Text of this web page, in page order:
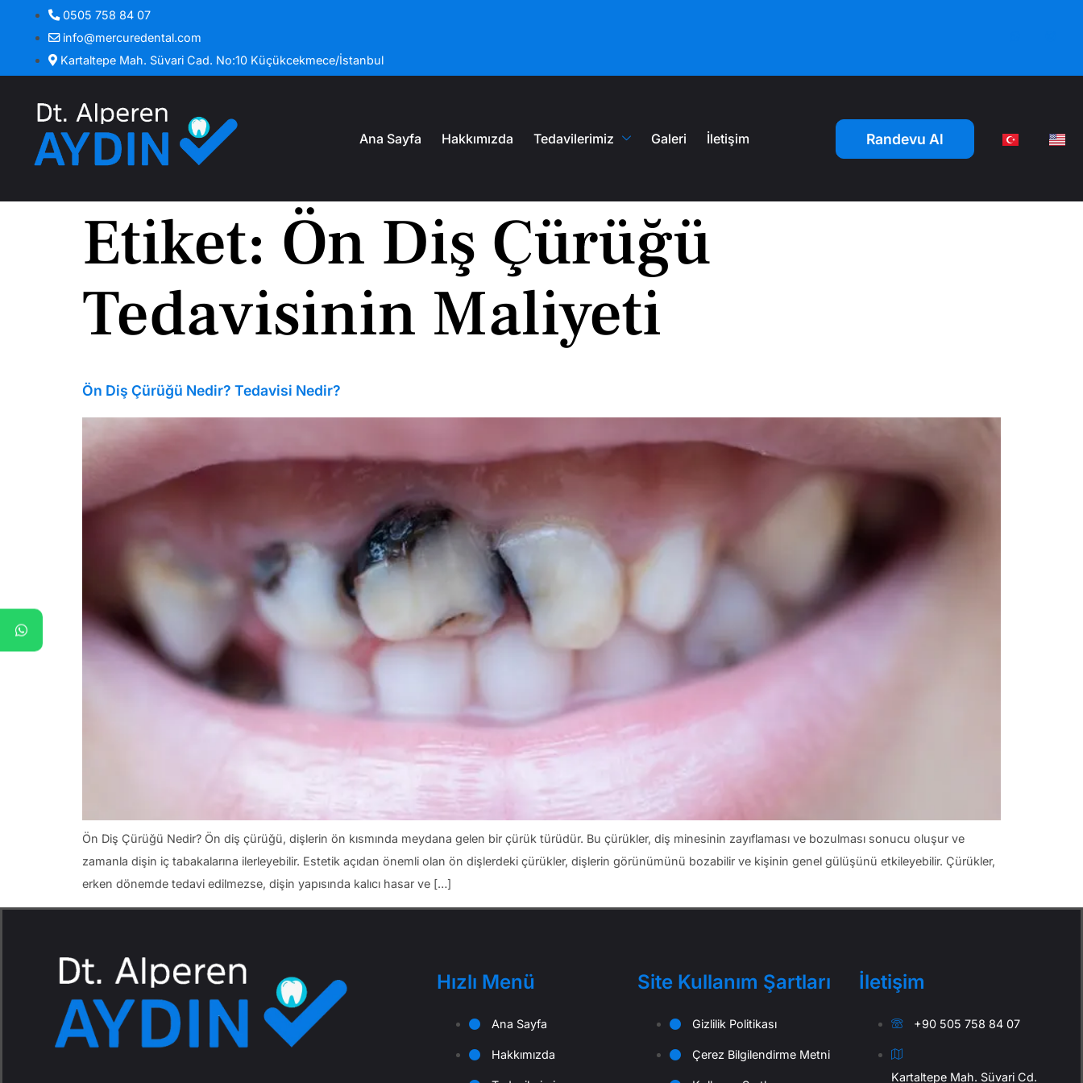
0505 758 84 07
info@mercuredental.com
Kartaltepe Mah. Süvari Cad. No:10 Küçükcekmece/İstanbul
Ana Sayfa Hakkımızda Tedavilerimiz Galeri İletişim Randevu Al
Etiket: Ön Diş Çürüğü
Tedavisinin Maliyeti
Ön Diş Çürüğü Nedir? Tedavisi Nedir?
Ön Diş Çürüğü Nedir? Ön diş çürüğü, dişlerin ön kısmında meydana gelen bir çürük türüdür. Bu çürükler, diş minesinin zayıflaması ve bozulması sonucu oluşur ve
zamanla dişin iç tabakalarına ilerleyebilir. Estetik açıdan önemli olan ön dişlerdeki çürükler, dişlerin görünümünü bozabilir ve kişinin genel gülüşünü etkileyebilir. Çürükler,
erken dönemde tedavi edilmezse, dişin yapısında kalıcı hasar ve […]
Hızlı Menü
Ana Sayfa
Hakkımızda
Site Kullanım Şartları
Gizlilik Politikası
Çerez Bilgilendirme Metni
İletişim
+90 505 758 84 07
Kartaltepe Mah. Süvari Cd.